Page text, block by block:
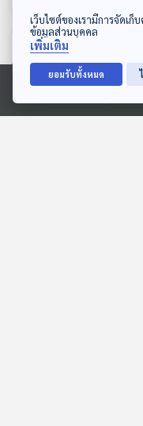
ดาวน์โหลด Thai PBS Podcast
Ⓒ 2020 องค์การกระจายเสียงและแพร่ภ
ตอนที่เกี่ยวข้อง
เว็บไซต์ของเรามีการจัดเ
ข้อมูลส่วนบุคคล
เพิ่มเติม
ยอมรับทั้งหมด